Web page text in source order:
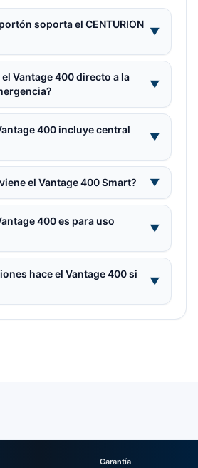
soporta el CENTURION
▼
Vantage 400 directo a la
▼
400 incluye central
▼
el Vantage 400 Smart? ▼
400 es para uso
▼
hace el Vantage 400 si
▼
Garantía